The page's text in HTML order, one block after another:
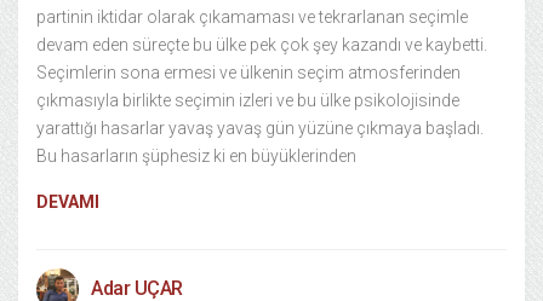
partinin iktidar olarak çıkamaması ve tekrarlanan seçimle
devam eden süreçte bu ülke pek çok şey kazandı ve kaybetti.
Seçimlerin sona ermesi ve ülkenin seçim atmosferinden
çıkmasıyla birlikte seçimin izleri ve bu ülke psikolojisinde
yarattığı hasarlar yavaş yavaş gün yüzüne çıkmaya başladı.
Bu hasarların şüphesiz ki en büyüklerinden
DEVAMI
Adar UÇAR